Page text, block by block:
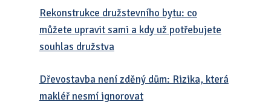
Rekonstrukce družstevního bytu: co
můžete upravit sami a kdy už potřebujete
souhlas družstva
Dřevostavba není zděný dům: Rizika, která
makléř nesmí ignorovat